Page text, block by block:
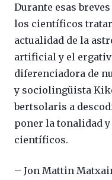
Durante esas
los científicos
actualidad de la
artificial y el
diferenciadora de
y sociolingüista
bertsolaris a
poner la tonalidad
científicos.
– Jon Mattin